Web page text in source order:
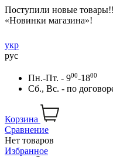
Поступили новые
«Новинки магазина»!
укр
рус
Пн.-Пт. - 900-1800
Сб., Вс. - по
Корзина
Сравнение
Нет товаров
Избранное